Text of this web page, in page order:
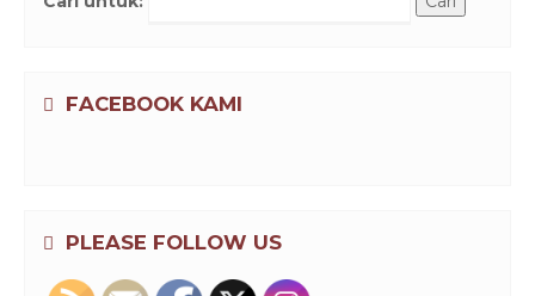
FACEBOOK KAMI
PLEASE FOLLOW US